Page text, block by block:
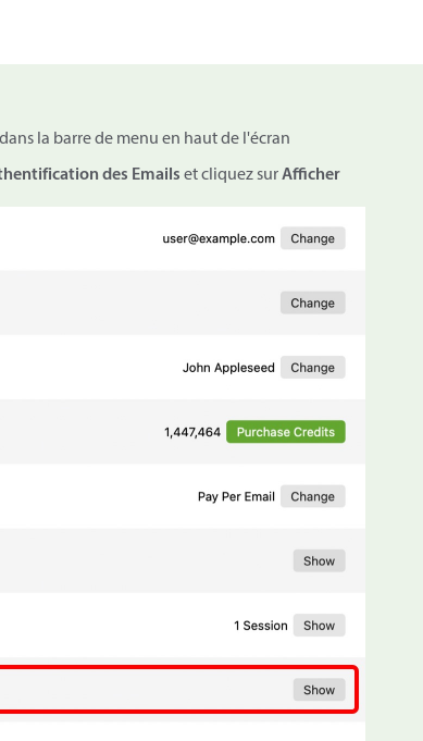
dans la barre de menu en haut de l'écran
des Emails et cliquez surAfficher